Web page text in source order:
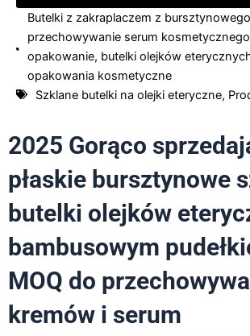
Butelki z zakraplaczem z bursztynowego
przechowywanie serum kosmetycznego
opakowanie, butelki olejków
opakowania kosmetyczne
Szklane butelki na olejki eteryczne,
2025 Gorąco
płaskie bursztynowe
butelki olejków
bambusowym
MOQ do
kremów i serum